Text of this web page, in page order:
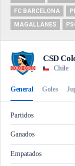
FC BARCELONA
MAGALLANES